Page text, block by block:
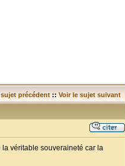
sujet précédent :: Voir le sujet suivant
véritable souveraineté car la